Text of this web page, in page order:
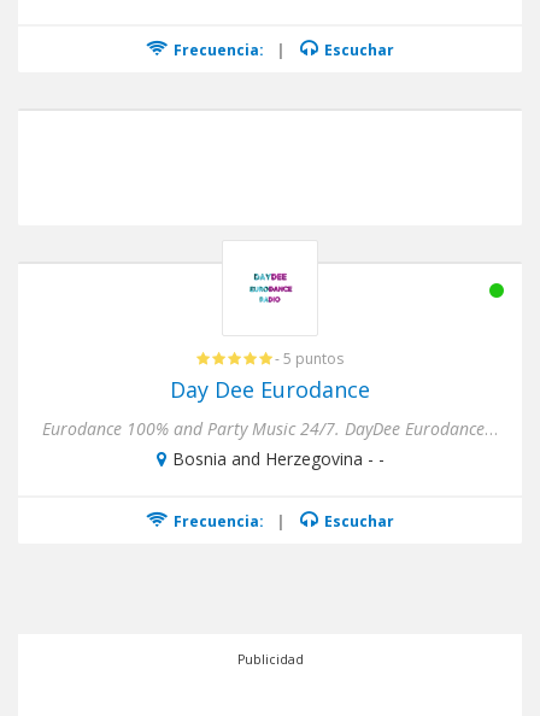
Frecuencia: | Escuchar
- 5 puntos
Day Dee Eurodance
Eurodance 100% and Party Music 24/7. DayDee Eurodance Radio is online radio station started 2019.Playing 24/7 Eurodan...
Bosnia and Herzegovina - -
Frecuencia: | Escuchar
Publicidad